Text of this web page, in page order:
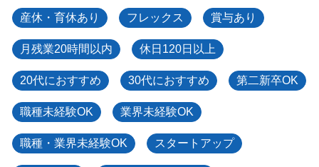
産休・育休あり フレックス 賞与あり
月残業20時間以内 休日120日以上
20代におすすめ 30代におすすめ 第二新卒OK
職種未経験OK 業界未経験OK
職種・業界未経験OK スタートアップ